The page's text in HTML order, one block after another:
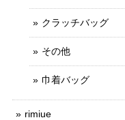
クラッチバッグ
その他
巾着バッグ
rimiue